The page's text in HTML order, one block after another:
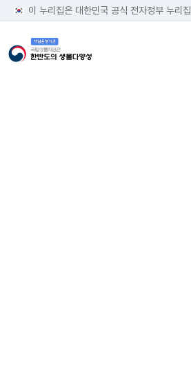
이 누리집은 대한민국 공식 전자정부 누리